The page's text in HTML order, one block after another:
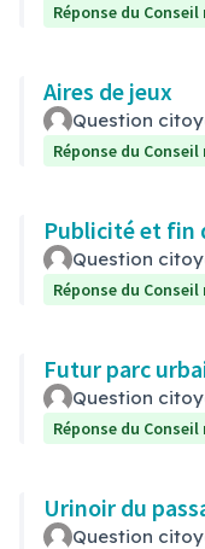
Réponse du
Aires de jeux
Question
Réponse du
Publicité et fin
Question
Réponse du
Futur parc
Question
Réponse du
Urinoir du
Question